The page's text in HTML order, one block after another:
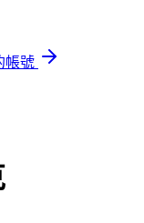
帳號